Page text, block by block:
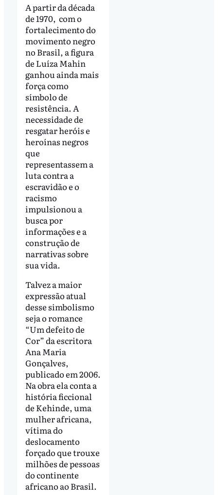
A partir da década
de 1970, com o
fortalecimento do
movimento negro
no Brasil, a figura
de Luíza Mahin
ganhou ainda mais
força como
símbolo de
resistência. A
necessidade de
resgatar heróis e
heroínas negros
que
representassem a
luta contra a
escravidão e o
racismo
impulsionou a
busca por
informações e a
construção de
narrativas sobre
sua vida.
Talvez a maior
expressão atual
desse simbolismo
seja o romance
“Um defeito de
Cor” da escritora
Ana Maria
Gonçalves,
publicado em 2006.
Na obra ela conta a
história ficcional
de Kehinde, uma
mulher africana,
vítima do
deslocamento
forçado que trouxe
milhões de pessoas
do continente
africano ao Brasil.